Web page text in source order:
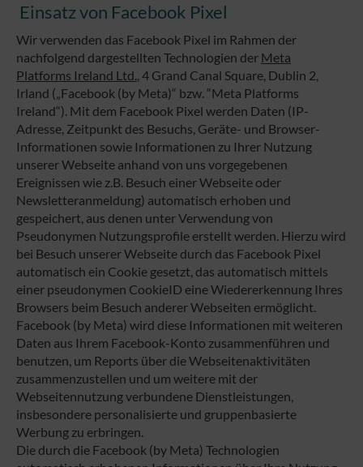
Einsatz von Facebook Pixel
Wir verwenden das Facebook Pixel im Rahmen der
nachfolgend dargestellten Technologien der Meta
Platforms Ireland Ltd., 4 Grand Canal Square, Dublin 2,
Irland („Facebook (by Meta)“ bzw. “Meta Platforms
Ireland“). Mit dem Facebook Pixel werden Daten (IP-
Adresse, Zeitpunkt des Besuchs, Geräte- und Browser-
Informationen sowie Informationen zu Ihrer Nutzung
unserer Webseite anhand von uns vorgegebenen
Ereignissen wie z.B. Besuch einer Webseite oder
Newsletteranmeldung) automatisch erhoben und
gespeichert, aus denen unter Verwendung von
Pseudonymen Nutzungsprofile erstellt werden. Hierzu wird
bei Besuch unserer Webseite durch das Facebook Pixel
automatisch ein Cookie gesetzt, das automatisch mittels
einer pseudonymen CookieID eine Wiedererkennung Ihres
Browsers beim Besuch anderer Webseiten ermöglicht.
Facebook (by Meta) wird diese Informationen mit weiteren
Daten aus Ihrem Facebook-Konto zusammenführen und
benutzen, um Reports über die Webseitenaktivitäten
zusammenzustellen und um weitere mit der
Webseitennutzung verbundene Dienstleistungen,
insbesondere personalisierte und gruppenbasierte
Werbung zu erbringen.
Die durch die Facebook (by Meta) Technologien